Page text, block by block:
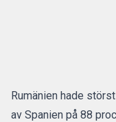
Rumänien hade
av Spanien på 88